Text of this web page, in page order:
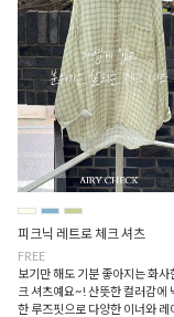
피크닉 레트로 체크 셔츠
FREE
보기만 해도 기분 좋아지는 화사
크 셔츠예요~! 산뜻한 컬러감에
한 루즈핏으로 다양한 이너와 레